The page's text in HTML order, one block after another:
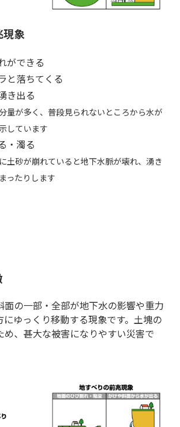
現象
ができる
と落ちてくる
き出る
分量が多く、普段見られないところから水が
しています
・濁る
土砂が崩れていると地下水脈が壊れ、湧き
ったりします
面の一部・全部が地下水の影響や重力
にゆっくり移動する現象です。土塊の
め、甚大な被害になりやすい災害で